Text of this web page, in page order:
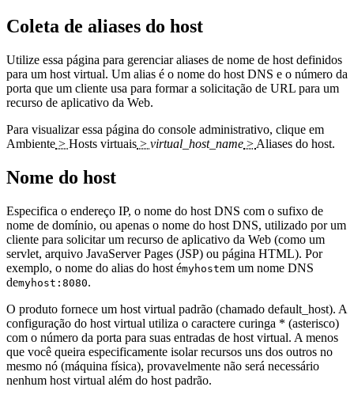
Coleta de aliases do host
Utilize essa página para gerenciar aliases de nome de host definidos
para um host virtual. Um alias é o nome do host DNS e o número da
porta que um cliente usa para formar a solicitação de URL para um
recurso de aplicativo da Web.
Para visualizar essa página do console administrativo, clique em
Ambiente > Hosts virtuais > virtual_host_name > Aliases do host.
Nome do host
Especifica o endereço IP, o nome do host DNS com o sufixo de
nome de domínio, ou apenas o nome do host DNS, utilizado por um
cliente para solicitar um recurso de aplicativo da Web (como um
servlet, arquivo JavaServer Pages (JSP) ou página HTML). Por
exemplo, o nome do alias do host émyhostem um nome DNS
demyhost:8080.
O produto fornece um host virtual padrão (chamado default_host). A
configuração do host virtual utiliza o caractere curinga * (asterisco)
com o número da porta para suas entradas de host virtual. A menos
que você queira especificamente isolar recursos uns dos outros no
mesmo nó (máquina física), provavelmente não será necessário
nenhum host virtual além do host padrão.